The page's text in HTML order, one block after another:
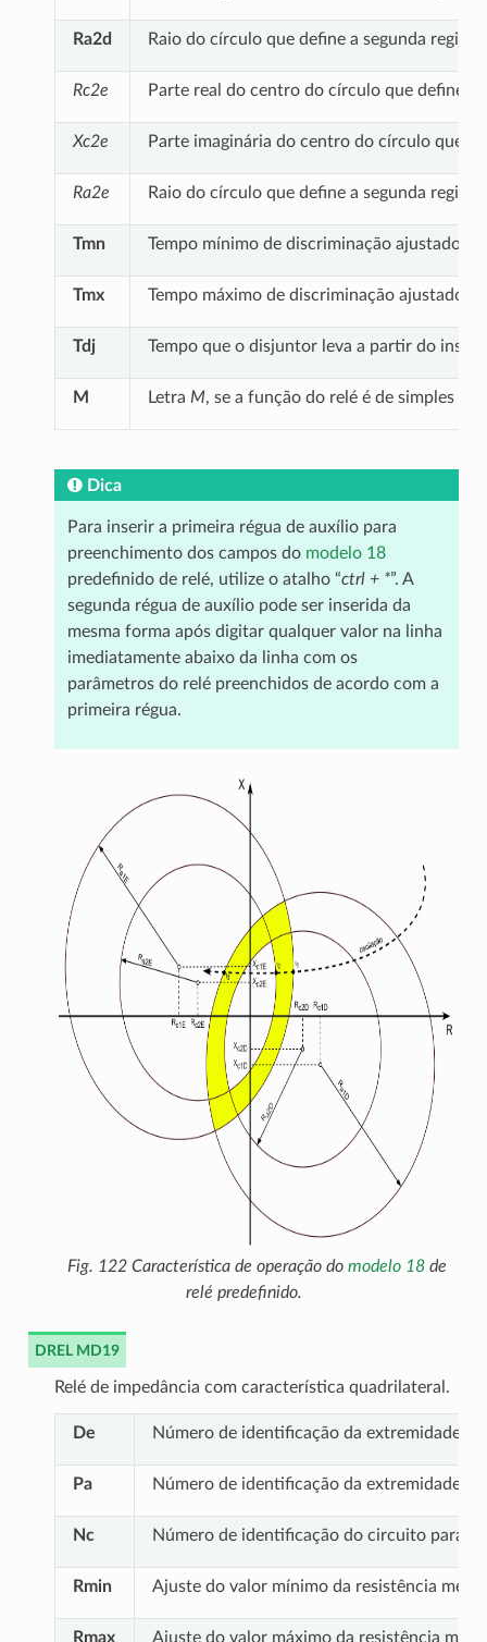
Ra2d Raio do círculo que define a segunda
Rc2e Parte real do centro do círculo que define a
Xc2e Parte imaginária do centro do círculo que
Ra2e Raio do círculo que define a segunda
Tmn Tempo mínimo de discriminação ajustado
Tmx Tempo máximo de discriminação ajustado
Tdj Tempo que o disjuntor leva a partir do
M Letra M, se a função do relé é de simples
Dica
Para inserir a primeira régua de auxílio para
preenchimento dos campos do modelo 18
predefinido de relé, utilize o atalho “ctrl + *”. A
segunda régua de auxílio pode ser inserida da
mesma forma após digitar qualquer valor na linha
imediatamente abaixo da linha com os
parâmetros do relé preenchidos de acordo com a
primeira régua.
Fig. 122 Característica de operação do modelo 18de
relé predefinido.
DREL MD19
Relé de impedância com característica quadrilateral.
De Número de identificação da extremidade
Pa Número de identificação da extremidade
Nc Número de identificação do circuito
Rmin Ajuste do valor mínimo da resistência
Rmax Ajuste do valor máximo da resistência